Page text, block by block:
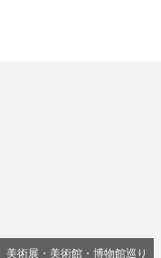
美術展・美術館・博物館巡り